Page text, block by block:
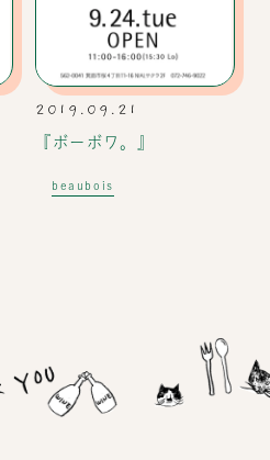
2019.09.21
『ボーボワ。』
beaubois